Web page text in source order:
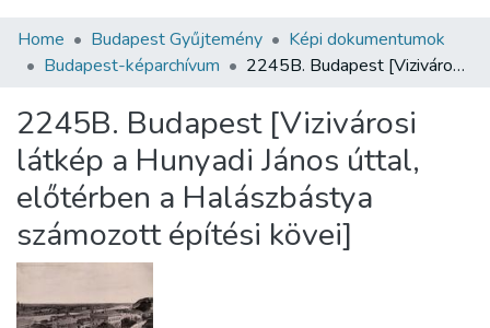
Communities & Collections
Statistics
About us
Home Budapest Gyűjtemény
Képi dokumentumok
Budapest-képarchívum
2245B. Budapest [Vizivárosi látkép a Hunyadi János úttal, előtérben a Halászbástya számozott építési kövei]
2245B. Budapest [Vizivárosi
látkép a Hunyadi János úttal,
előtérben a Halászbástya
számozott építési kövei]